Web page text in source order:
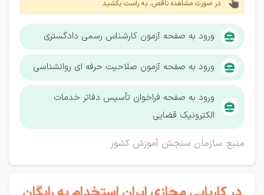
در صورت مشاهده ناقص، به راست بکشید
ورود به صفحه آزمون کارشناس رسمی دادگستری
ورود به صفحه آزمون صلاحیت حرفه ای روانشناسی
ورود به صفحه فراخوان تأسیس دفاتر خدمات
الکترونیک قضایی
منبع: سازمان سنجش آموزش کشور